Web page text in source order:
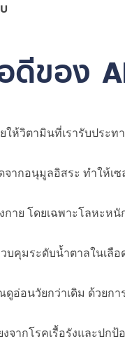
ดีของ
ให้วิตามินที่เรารับประ
จากอนุมูลอิสระ ทำให้เ
าย โดยเฉพาะโลหะหนั
บคุมระดับน้ำตาลในเลื
ดูอ่อนวัยกว่าเดิม ด้วยก
จากโรคเรื้อรังและปกป้